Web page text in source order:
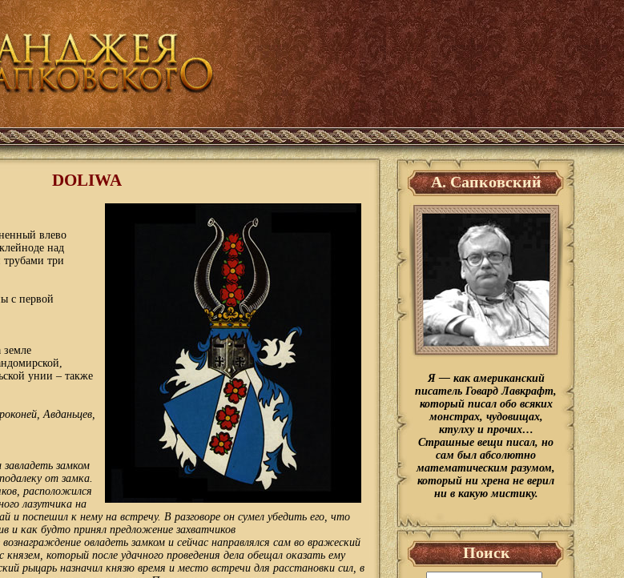
DOLIWA
влево
над
три
с первой
земле
унии – также
Авданьцев,
замком
от замка.
расположился
лазутчика на
и поспешил к нему на встречу. В разговоре он сумел убедить его, что
и как будто принял предложение захватчиков
овладеть замком и сейчас направлялся сам во вражеский
князем, который после удачного проведения дела обещал оказать ему
рыцарь назначил князю время и место встречи для расстановки сил, в
А. Сапковский
Я — как американский
писатель Говард Лавкрафт,
который писал обо всяких
монстрах, чудовищах,
ктулху и прочих…
Страшные вещи писал, но
сам был абсолютно
математическим разумом,
который ни хрена не верил
ни в какую мистику.
Поиск